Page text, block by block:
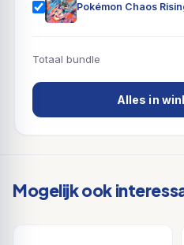
Pokémon Chaos
Totaal bundle
Alles in
Mogelijk ook